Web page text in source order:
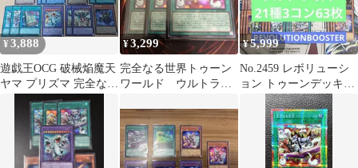
¥3,888
遊戯王OCG 破械焔魔天
ヤマ プリズマ 完全なる
世界シク ウル その他
19枚★
¥3,299
完全なる世界トゥーン
ワールド ウルトラレ
¥5,999
No.2459 レボリューシ
ョン トゥーンデッキ
21種3コン63枚